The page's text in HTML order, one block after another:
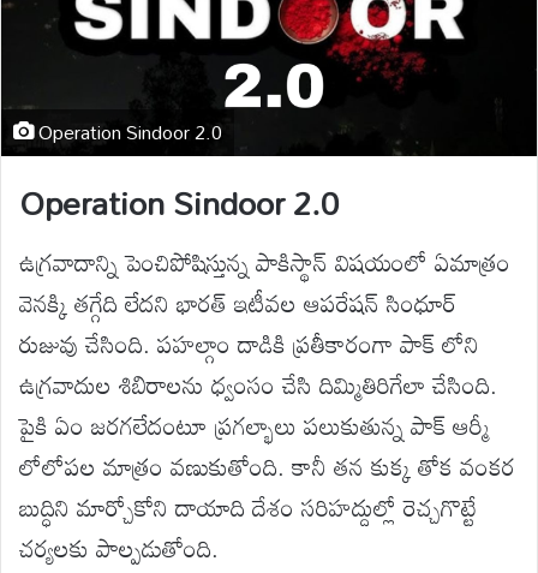
Operation Sindoor 2.0
Operation Sindoor 2.0
ఉగ్రవాదాన్ని పెంచిపోషిస్తున్న పాకిస్థాన్ విషయంలో ఏమాత్రం
వెనక్కి తగ్గేది లేదని భారత్ ఇటీవల ఆపరేషన్ సింధూర్
రుజువు చేసింది. పహల్గాం దాడికి ప్రతీకారంగా పాక్ లోని
ఉగ్రవాదుల శిబిరాలను ధ్వంసం చేసి దిమ్మితిరిగేలా చేసింది.
పైకి ఏం జరగలేదంటూ ప్రగల్భాలు పలుకుతున్న పాక్ ఆర్మీ
లోలోపల మాత్రం వణుకుతోంది. కానీ తన కుక్క తోక వంకర
బుద్ధిని మార్చోకోని దాయాది దేశం సరిహద్దుల్లో రెచ్చగొట్టే
చర్యలకు పాల్పడుతోంది.